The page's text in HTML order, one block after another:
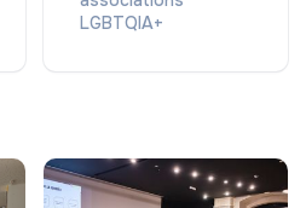
LGBTQIA+